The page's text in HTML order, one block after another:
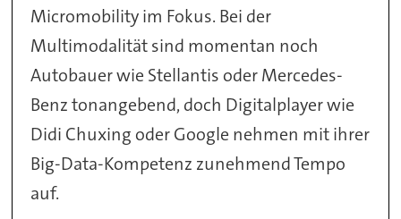
Micromobility im Fokus. Bei der
Multimodalität sind momentan noch
Autobauer wie Stellantis oder Mercedes-
Benz tonangebend, doch Digitalplayer wie
Didi Chuxing oder Google nehmen mit ihrer
Big-Data-Kompetenz zunehmend Tempo
auf.